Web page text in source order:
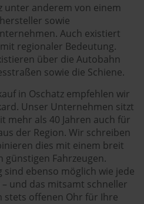
unter anderem von einem
sowie
Auch existiert
regionaler Bedeutung.
über die Autobahn
sowie die Schiene.
in Oschatz empfehlen wir
Unser Unternehmen sitzt
mehr als 40 Jahren auch für
der Region. Wir schreiben
dies mit einem breit
Fahrzeugen.
sind ebenso möglich wie jede
und das mitsamt schneller
stets offenen Ohr für Ihre